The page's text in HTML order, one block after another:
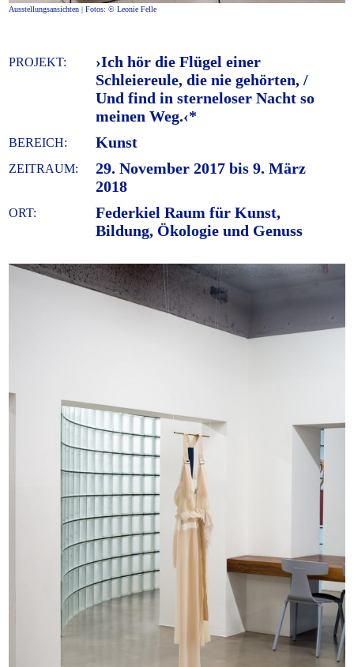
Ausstellungsansichten | Fotos: © Leonie Felle
PROJEKT:
›Ich hör die Flügel einer
Schleiereule, die nie gehörten, /
Und find in sterneloser Nacht so
meinen Weg.‹*
BEREICH: Kunst
ZEITRAUM:
29. November 2017 bis 9. März
2018
ORT:
Federkiel Raum für Kunst,
Bildung, Ökologie und Genuss